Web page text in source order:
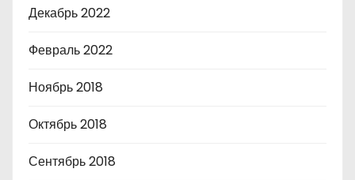
Декабрь 2022
Февраль 2022
Ноябрь 2018
Октябрь 2018
Сентябрь 2018